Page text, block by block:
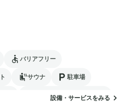
バリアフリー
サウナ 駐車場
電気自動車の充電スタンド
設備・サービスをみる